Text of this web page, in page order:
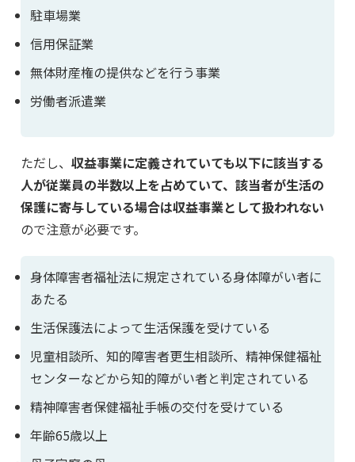
駐車場業
信用保証業
無体財産権の提供などを行う事業
労働者派遣業
ただし、 収益事業に定義されていても以下に該当する
人が従業員の半数以上を占めていて、該当者が生活の
保護に寄与している場合は収益事業として扱われない
ので注意が必要です。
身体障害者福祉法に規定されている身体障がい者に
あたる
生活保護法によって生活保護を受けている
児童相談所、知的障害者更生相談所、精神保健福祉
センターなどから知的障がい者と判定されている
精神障害者保健福祉手帳の交付を受けている
年齢65歳以上